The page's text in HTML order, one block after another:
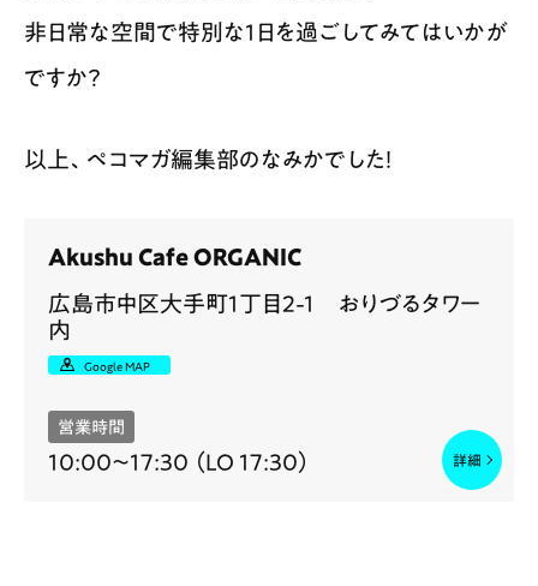
非日常な空間で特別な1日を過ごしてみてはいかが
ですか？
以上、ペコマガ編集部のなみかでした！
Akushu Cafe ORGANIC
広島市中区大手町1丁目2-1 おりづるタワー
内
Google MAP
営業時間
10:00〜17:30 （LO 17:30）